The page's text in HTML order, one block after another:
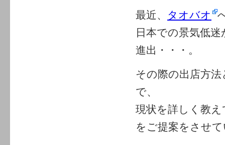
最近、 タオバオ
日本での景気低
進出・・・。
その際の出店方
で、
現状を詳しく教
をご提案をさせ